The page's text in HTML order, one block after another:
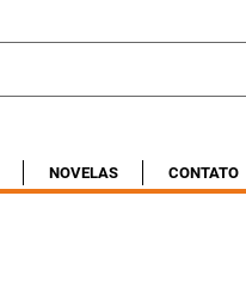
NOVELAS CONTATO